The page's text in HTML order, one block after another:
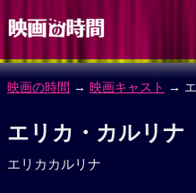
映画の時間 → 映画キャスト →
エリカ・カルリナ
エリカカルリナ